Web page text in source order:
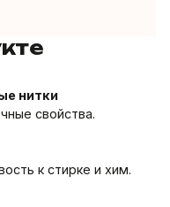
нитки
свойства.
к стирке и хим.